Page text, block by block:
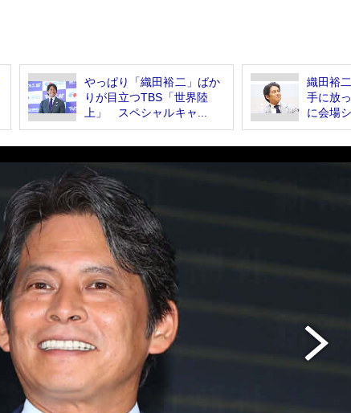
やっぱり「織田裕二」ばか
りが目立つTBS「世界陸
上」 スペシャルキャ...
織田裕
手に放
に会場